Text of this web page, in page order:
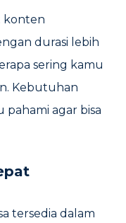
konten
durasi lebih
sering kamu
Kebutuhan
agar bisa
tersedia dalam